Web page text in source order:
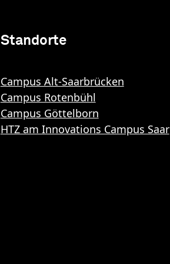
Standorte
Campus Alt-Saarbrücken
Campus Rotenbühl
Campus Göttelborn
HTZ am Innovations Campus Saar